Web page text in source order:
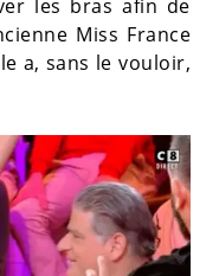
les bras afin de
Miss France
a, sans le vouloir,